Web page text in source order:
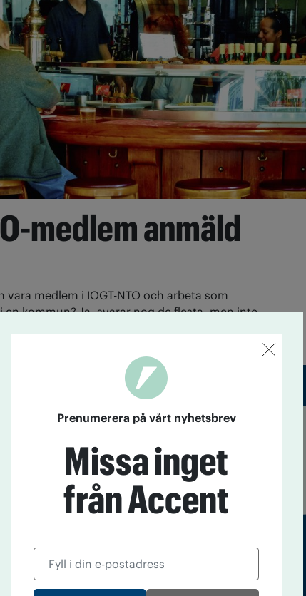
medlem anmäld
vara medlem i IOGT-NTO och arbeta som
kommun? Ja, svarar nog de flesta, men inte
en alkoholhandläggare för jäv.
och nykterhet
21, 116 33 Stockholm
Barbro Janson Lundkvist,
Prenumerera på vårt nyhetsbrev
Missa inget
från Accent